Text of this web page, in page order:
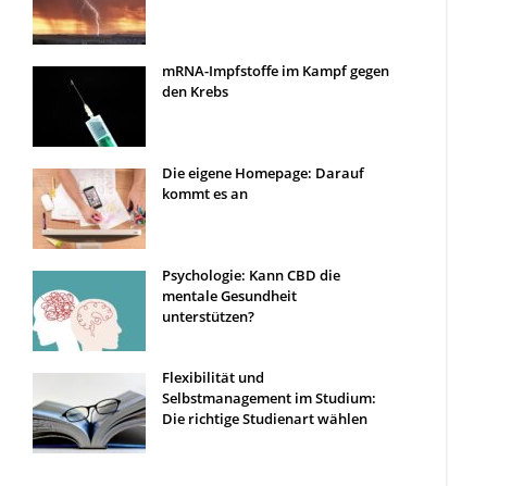
mRNA-Impfstoffe im Kampf gegen
den Krebs
Die eigene Homepage: Darauf
kommt es an
Psychologie: Kann CBD die
mentale Gesundheit
unterstützen?
Flexibilität und
Selbstmanagement im Studium:
Die richtige Studienart wählen